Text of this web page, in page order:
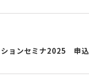
ョンセミナ2025 申